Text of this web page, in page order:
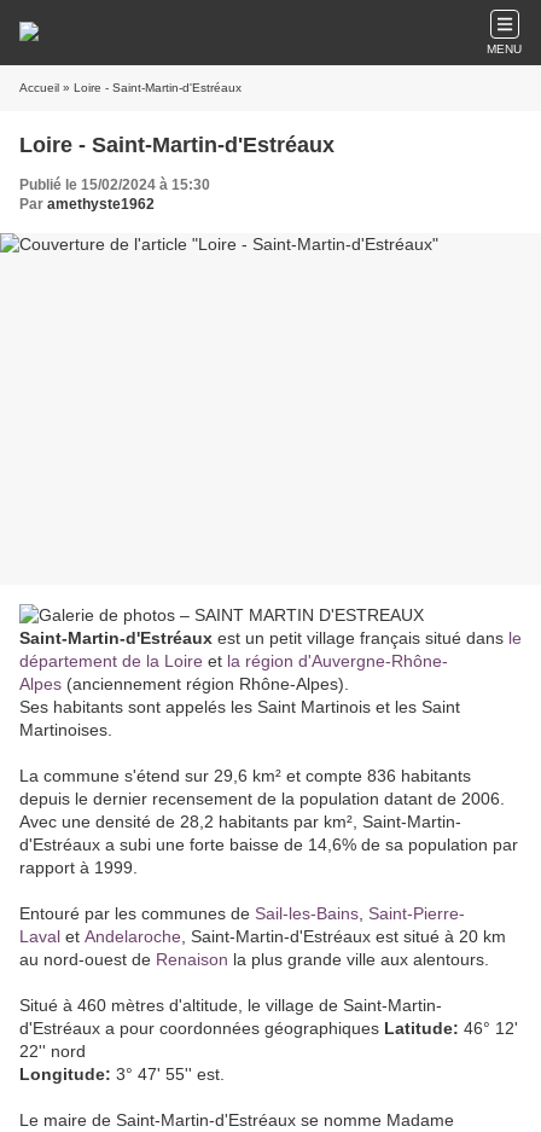
MENU
Accueil » Loire - Saint-Martin-d'Estréaux
Loire - Saint-Martin-d'Estréaux
Publié le 15/02/2024 à 15:30
Par amethyste1962
Saint-Martin-d'Estréaux est un petit village français situé dans le
département de la Loire et la région d'Auvergne-Rhône-
Alpes (anciennement région Rhône-Alpes).
Ses habitants sont appelés les Saint Martinois et les Saint
Martinoises.
La commune s'étend sur 29,6 km² et compte 836 habitants
depuis le dernier recensement de la population datant de 2006.
Avec une densité de 28,2 habitants par km², Saint-Martin-
d'Estréaux a subi une forte baisse de 14,6% de sa population par
rapport à 1999.
Entouré par les communes de Sail-les-Bains Saint-Pierre-
Laval et Andelaroche , Saint-Martin-d'Estréaux est situé à 20 km
au nord-ouest de Renaison la plus grande ville aux alentours.
Situé à 460 mètres d'altitude, le village de Saint-Martin-
d'Estréaux a pour coordonnées géographiques Latitude: 46° 12'
22'' nord
Longitude: 3° 47' 55'' est.
Le maire de Saint-Martin-d'Estréaux se nomme Madame